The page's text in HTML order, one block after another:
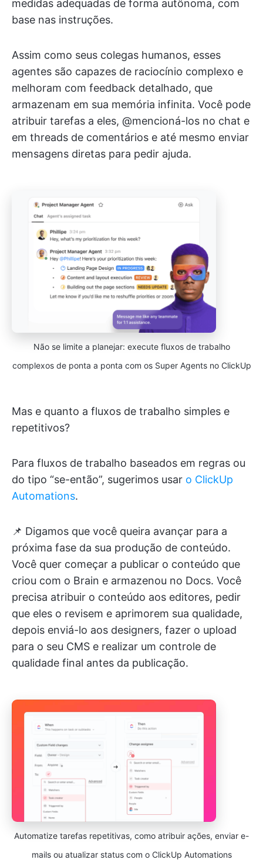
medidas adequadas de forma autônoma, com
base nas instruções.
Assim como seus colegas humanos, esses
agentes são capazes de raciocínio complexo e
melhoram com feedback detalhado, que
armazenam em sua memória infinita. Você pode
atribuir tarefas a eles, @mencioná-los no chat e
em threads de comentários e até mesmo enviar
mensagens diretas para pedir ajuda.
Não se limite a planejar: execute fluxos de trabalho
complexos de ponta a ponta com os Super Agents no ClickUp
Mas e quanto a fluxos de trabalho simples e
repetitivos?
Para fluxos de trabalho baseados em regras ou
do tipo “se-então”, sugerimos usar o ClickUp
Automations.
📌 Digamos que você queira avançar para a
próxima fase da sua produção de conteúdo.
Você quer começar a publicar o conteúdo que
criou com o Brain e armazenou no Docs. Você
precisa atribuir o conteúdo aos editores, pedir
que eles o revisem e aprimorem sua qualidade,
depois enviá-lo aos designers, fazer o upload
para o seu CMS e realizar um controle de
qualidade final antes da publicação.
Automatize tarefas repetitivas, como atribuir ações, enviar e-
mails ou atualizar status com o ClickUp Automations